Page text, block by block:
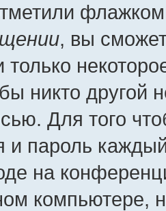
, вы
никто другой
Для того
и пароль
на
компьютере,